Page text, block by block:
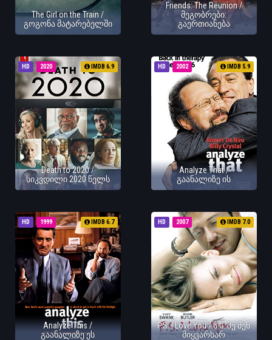
The Girl on the Train /
გოგონა მატარებელში
Friends: The Reunion /
მეგობრები:
გაერთიანება
HD 2020 IMDB 6.9
Death to 2020 /
სიკვდილი 2020 წელს
HD 2002 IMDB 5.9
Analyze That /
გაანალიზე ის
HD 1999 IMDB 6.7
Analyze This /
გაანალიზე ეს
HD 2007 IMDB 7.0
P.S. I Love You / პ.ს. მე შენ
მიყვარხარ